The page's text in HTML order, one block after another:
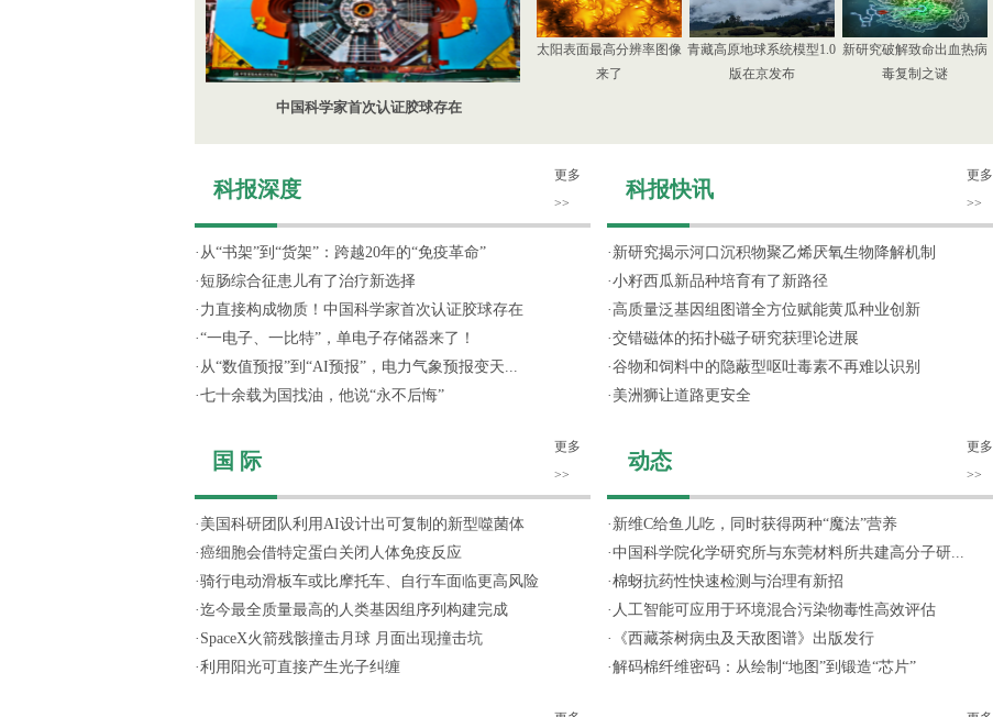
中国科学家首次认证胶球存在
太阳表面最高分辨率图像
来了
青藏高原地球系统模型1.0
版在京发布
新研究破解致命出血热病
毒复制之谜
科报深度
更多
>>
· 从“书架”到“货架”：跨越20年的“免疫革命”
· 短肠综合征患儿有了治疗新选择
· 力直接构成物质！中国科学家首次认证胶球存在
·“一电子、一比特”，单电子存储器来了！
· 从“数值预报”到“AI预报”，电力气象预报变天...
·七十余载为国找油，他说“永不后悔”
国 际
更多
>>
· 美国科研团队利用AI设计出可复制的新型噬菌体
·癌细胞会借特定蛋白关闭人体免疫反应
·骑行电动滑板车或比摩托车、自行车面临更高风险
·迄今最全质量最高的人类基因组序列构建完成
· SpaceX火箭残骸撞击月球 月面出现撞击坑
·利用阳光可直接产生光子纠缠
科报快讯
更多
>>
· 新研究揭示河口沉积物聚乙烯厌氧生物降解机制
·小籽西瓜新品种培育有了新路径
· 高质量泛基因组图谱全方位赋能黄瓜种业创新
·交错磁体的拓扑磁子研究获理论进展
·谷物和饲料中的隐蔽型呕吐毒素不再难以识别
· 美洲狮让道路更安全
动态
更多
>>
· 新维C给鱼儿吃，同时获得两种“魔法”营养
·中国科学院化学研究所与东莞材料所共建高分子研...
·棉蚜抗药性快速检测与治理有新招
· 人工智能可应用于环境混合污染物毒性高效评估
·
《西藏茶树病虫及天敌图谱》出版发行
·解码棉纤维密码：从绘制“地图”到锻造“芯片”